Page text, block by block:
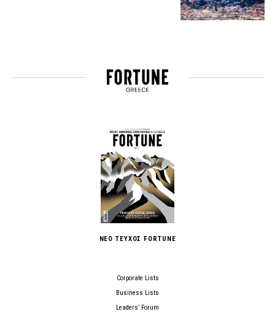
ΝΕΟ ΤΕΥΧΟΣ FORTUNE
Corporate Lists
Business Lists
Leaders’ Forum